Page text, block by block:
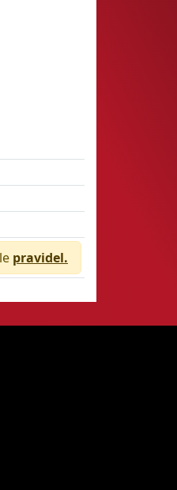
pravidel.